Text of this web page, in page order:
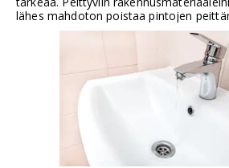
lähes mahdoton poistaa pintojen
jälkeen.Nopeasti kuivuvien tasoitteiden
lattian viimeistelyn ja pintarakenteiden
huomattavasti aikaisemmin kuin
Ennen tasoitustöitä alustan tulee olla
ja tasainen, jotta tasoitteen tartunta ja